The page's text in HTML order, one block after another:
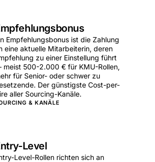
Empfehlungsbonus ist die Zahlung
eine aktuelle Mitarbeiterin, deren
zu einer Einstellung führt
500-2.000 € für KMU-Rollen,
für Senior- oder schwer zu
Der günstigste Cost-per-
aller Sourcing-Kanäle.
& KANÄLE
Level
Level-Rollen richten sich an